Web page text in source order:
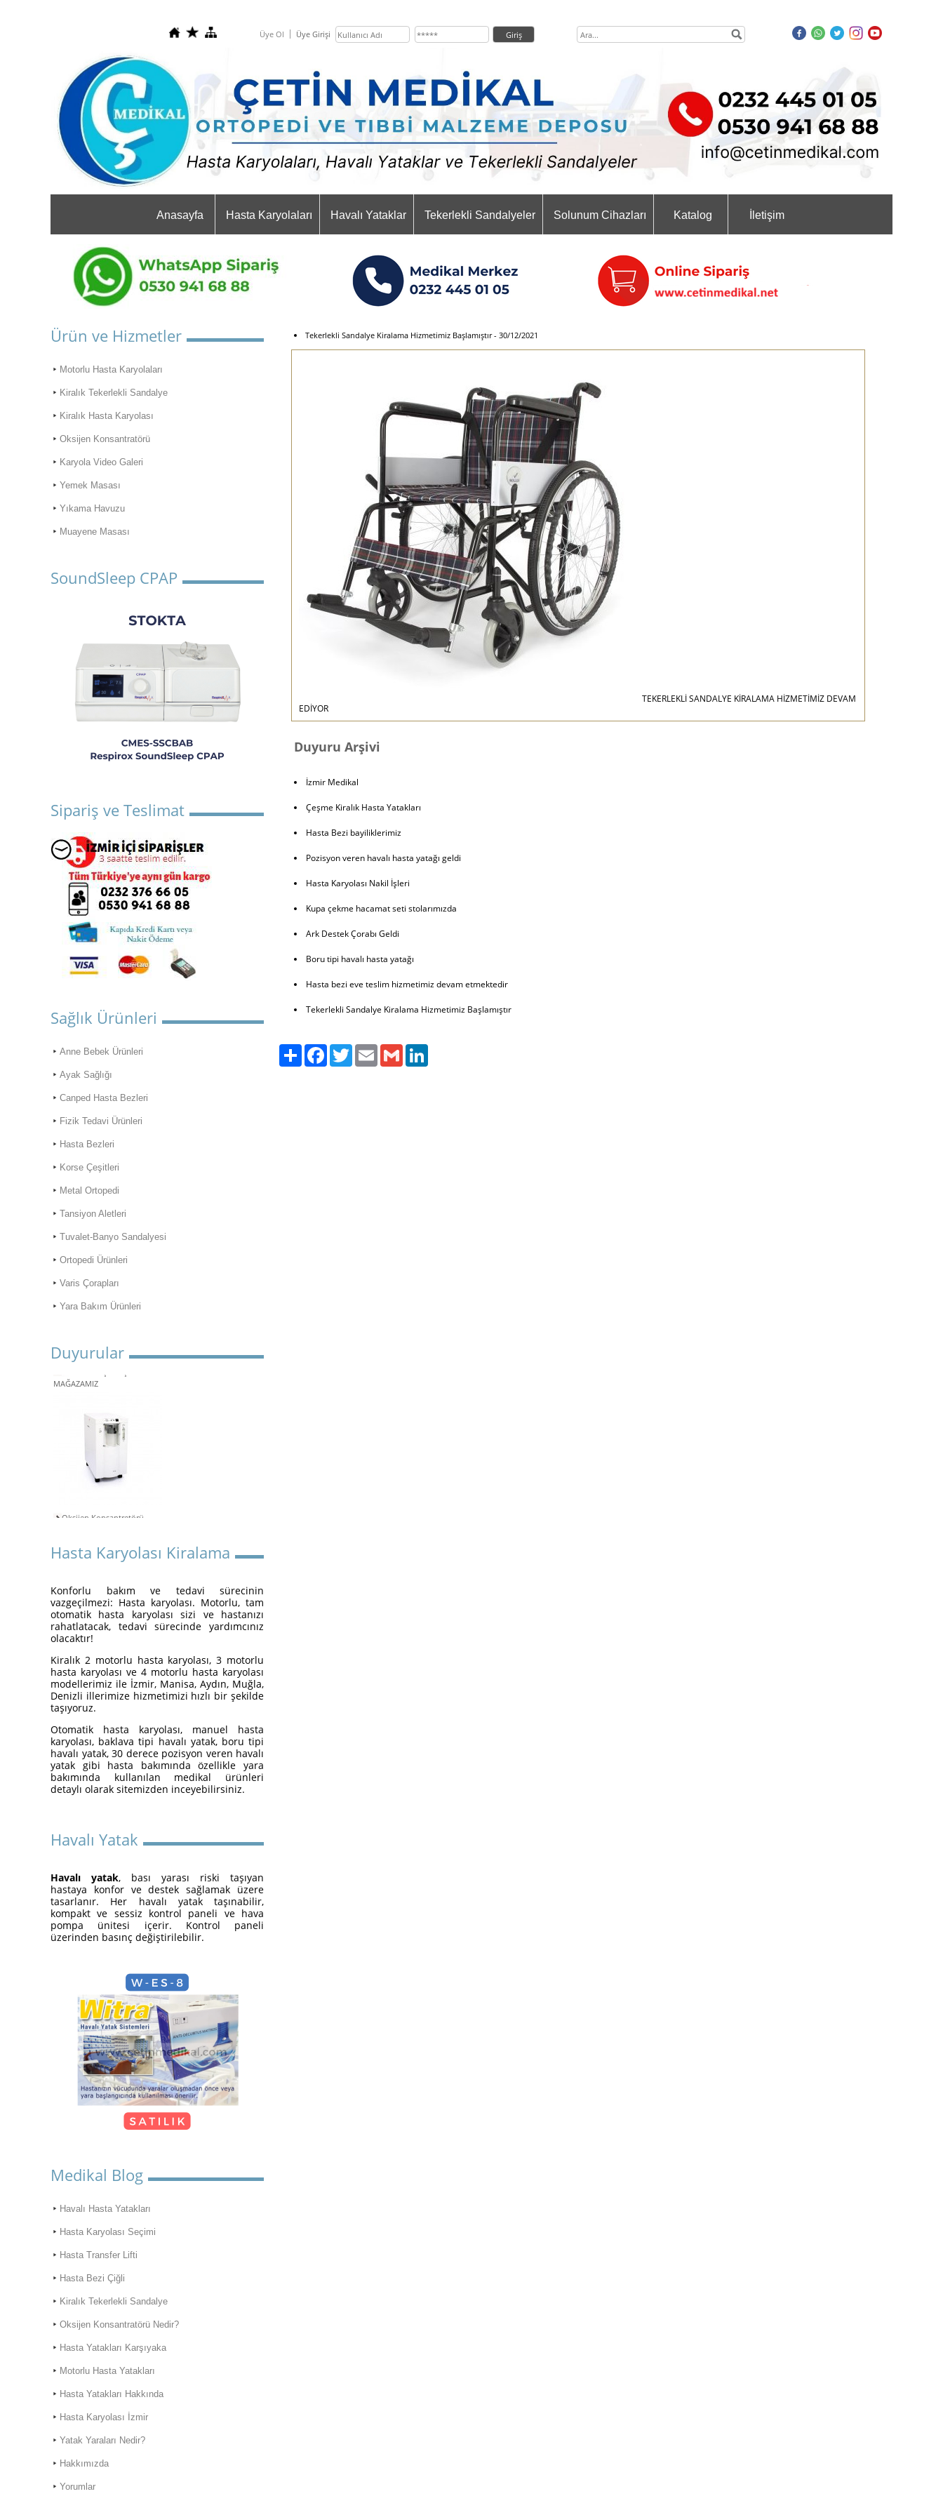
Üye Ol Üye Girişi
Anasayfa Hasta Karyolaları Havalı Yataklar Tekerlekli Sandalyeler Solunum Cihazları Katalog İletişim
Ürün ve Hizmetler
Motorlu Hasta Karyolaları
Kiralık Tekerlekli Sandalye
Kiralık Hasta Karyolası
Oksijen Konsantratörü
Karyola Video Galeri
Yemek Masası
Yıkama Havuzu
Muayene Masası
SoundSleep CPAP
Sipariş ve Teslimat
Sağlık Ürünleri
Anne Bebek Ürünleri
Ayak Sağlığı
Canped Hasta Bezleri
Fizik Tedavi Ürünleri
Hasta Bezleri
Korse Çeşitleri
Metal Ortopedi
Tansiyon Aletleri
Tuvalet-Banyo Sandalyesi
Ortopedi Ürünleri
Varis Çorapları
Yara Bakım Ürünleri
Duyurular
ONLİNE ALIŞVERİŞ
Kiralama
Öneme Sahip Bir Araç
İzmir Konak Hasta Yatağı
Kurulumları Devam Ediyor
Hasta Karyolası ve Havalı
Yatak Nasıl Kurulur?
Hasta Karyolası Güzelbahçe
SANDALYE
Kiralık Hasta Karyolası
Kiralık Hasta Karyolası
Hasta Karyolası Kiralama
Hizmeti
Hasta Karyolası Kiralama
Konforlu bakım ve tedavi sürecinin
vazgeçilmezi: Hasta karyolası. Motorlu, tam
otomatik hasta karyolası sizi ve hastanızı
rahatlatacak, tedavi sürecinde yardımcınız
olacaktır!
Kiralık 2 motorlu hasta karyolası, 3 motorlu
hasta karyolası ve 4 motorlu hasta karyolası
modellerimiz ile İzmir, Manisa, Aydın, Muğla,
Denizli illerimize hizmetimizi hızlı bir şekilde
taşıyoruz.
Otomatik hasta karyolası, manuel hasta
karyolası, baklava tipi havalı yatak, boru tipi
havalı yatak, 30 derece pozisyon veren havalı
yatak gibi hasta bakımında özellikle yara
bakımında kullanılan medikal ürünleri
detaylı olarak sitemizden inceyebilirsiniz.
Havalı Yatak
Havalı yatak, bası yarası riski taşıyan
hastaya konfor ve destek sağlamak üzere
tasarlanır. Her havalı yatak taşınabilir,
kompakt ve sessiz kontrol paneli ve hava
pompa ünitesi içerir. Kontrol paneli
üzerinden basınç değiştirilebilir.
Medikal Blog
Havalı Hasta Yatakları
Hasta Karyolası Seçimi
Hasta Transfer Lifti
Hasta Bezi Çiğli
Kiralık Tekerlekli Sandalye
Oksijen Konsantratörü Nedir?
Hasta Yatakları Karşıyaka
Motorlu Hasta Yatakları
Hasta Yatakları Hakkında
Hasta Karyolası İzmir
Yatak Yaraları Nedir?
Hakkımızda
Yorumlar
Tekerlekli Sandalye Kiralama Hizmetimiz Başlamıştır - 30/12/2021
TEKERLEKLİ SANDALYE KİRALAMA HİZMETİMİZ DEVAM
EDİYOR
Duyuru Arşivi
İzmir Medikal
Çeşme Kiralık Hasta Yatakları
Hasta Bezi bayiliklerimiz
Pozisyon veren havalı hasta yatağı geldi
Hasta Karyolası Nakil İşleri
Kupa çekme hacamat seti stolarımızda
Ark Destek Çorabı Geldi
Boru tipi havalı hasta yatağı
Hasta bezi eve teslim hizmetimiz devam etmektedir
Tekerlekli Sandalye Kiralama Hizmetimiz Başlamıştır
Paylaş FacebookTwitter Email Gmail